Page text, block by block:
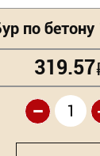
по бетону
319.57
-